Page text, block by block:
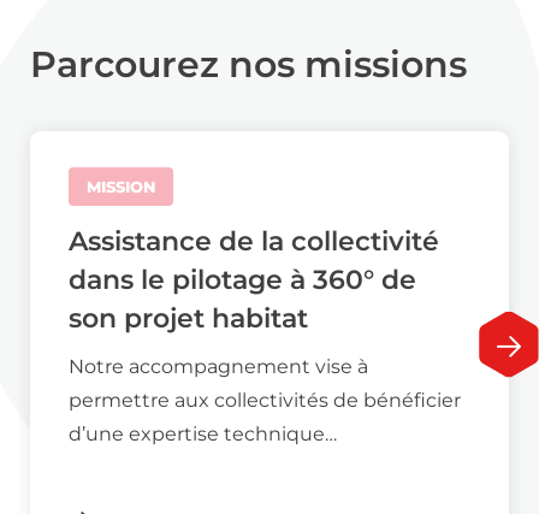
Parcourez nos missions
MISSION
Assistance de la collectivité
dans le pilotage à 360° de
son projet habitat
Notre accompagnement vise à
permettre aux collectivités de bénéficier
d’une expertise technique…